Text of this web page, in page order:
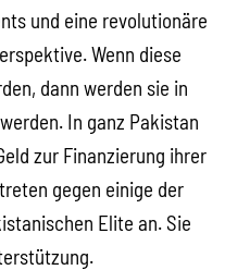
und eine revolutionäre
Wenn diese
dann werden sie in
In ganz Pakistan
zur Finanzierung ihrer
gegen einige der
Elite an. Sie